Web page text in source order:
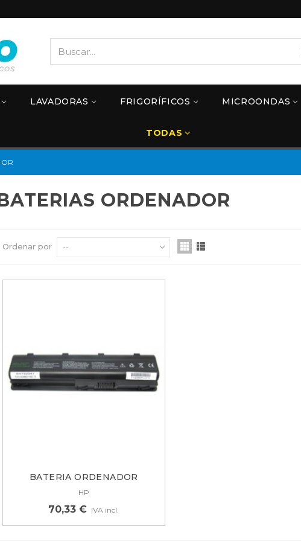
LAVADORAS FRIGORÍFICOS MICROONDAS
TODAS
ORDENADOR
Ordenar por --
BATERIA ORDENADOR
PORTATIL HP/...
HP
70,33 € IVA incl.